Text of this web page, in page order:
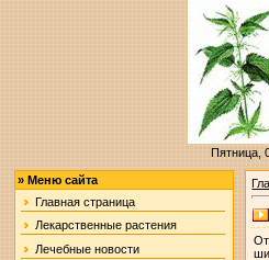
Пятница,
»Меню сайта
Главная страница
Лекарственные растения
Лечебные новости